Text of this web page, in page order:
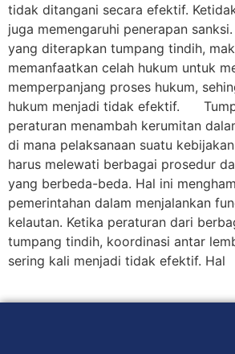
tidak ditangani secara efektif.
juga memengaruhi penerapan
yang diterapkan tumpang tindih,
memanfaatkan celah hukum untuk
memperpanjang proses hukum,
hukum menjadi tidak efektif.
peraturan menambah kerumitan
di mana pelaksanaan suatu
harus melewati berbagai prosedur
yang berbeda-beda. Hal ini
pemerintahan dalam menjalankan
kelautan. Ketika peraturan dari
tumpang tindih, koordinasi antar
sering kali menjadi tidak efektif. Hal